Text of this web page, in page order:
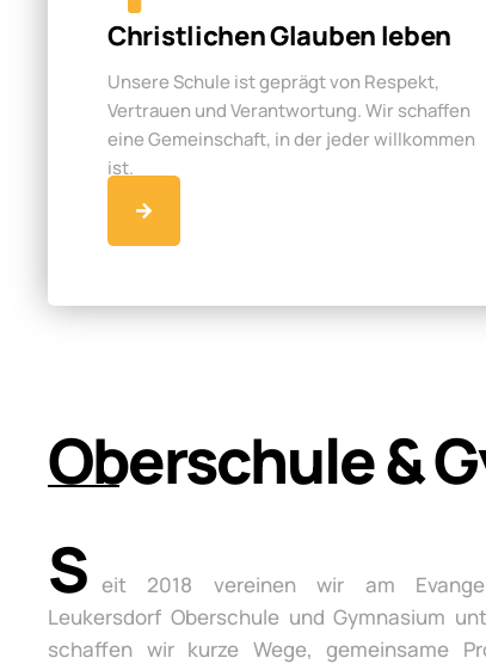
Christlichen Glauben leben
Unsere Schule ist geprägt von Respekt,
Vertrauen und Verantwortung. Wir schaffen
eine Gemeinschaft, in der jeder willkommen
ist.
Oberschule &
S eit 2018 vereinen wir am
Leukersdorf Oberschule und Gymnasium
schaffen wir kurze Wege, gemeinsame